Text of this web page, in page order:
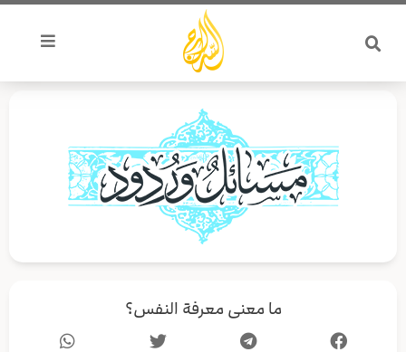
تخطي
المحتوى
ما معنى معرفة النفس؟